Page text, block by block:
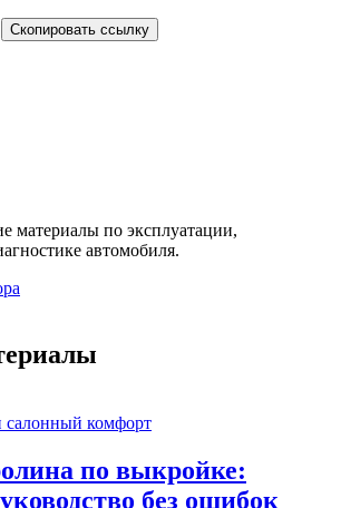
Скопировать ссылку
материалы по эксплуатации,
автомобиля.
комфорт
по выкройке:
без ошибок